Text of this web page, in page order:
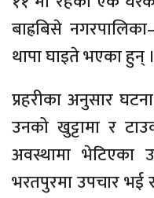
बाह्रबिसे
थापा घाइते भएका हुन् ।
प्रहरीका अनुसार
उनको खुट्टामा र
अवस्थामा
भरतपुरमा उपचार भई